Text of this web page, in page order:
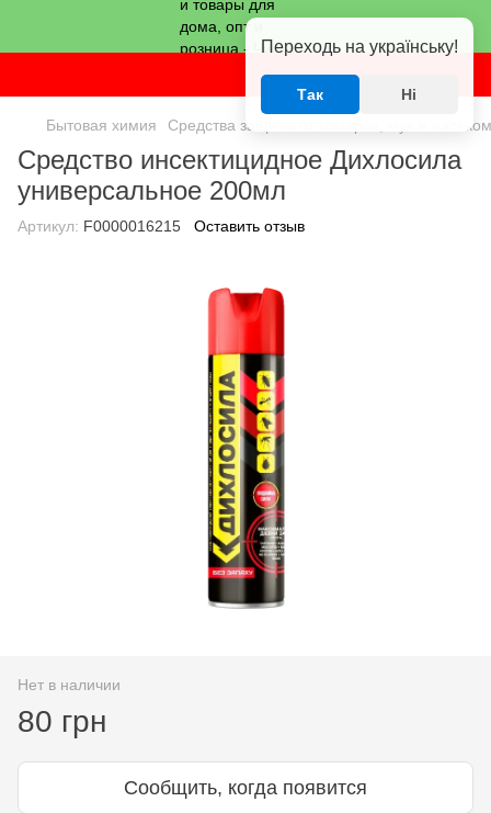
Бытовая химия Средства защиты от комаров, мух и
Средство инсектицидное Дихлосила
универсальное 200мл
Артикул: F0000016215 Оставить отзыв
Нет в наличии
80 грн
Сообщить, когда появится
Переходь на українську!
Так Ні